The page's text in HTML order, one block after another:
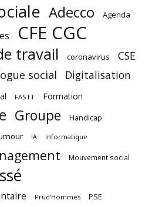
Adecco Agenda
CFE CGC
travail coronavirus CSE
social Digitalisation
FASTT Formation
Groupe Handicap
IA Informatique
Mouvement social
Prud'Hommes PSE